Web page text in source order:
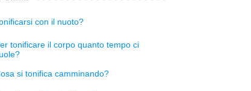
con il nuoto?
tonificare il corpo quanto tempo ci
si tonifica camminando?